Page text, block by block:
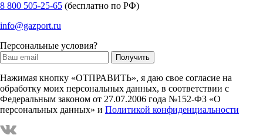
8 800 505-25-65 (бесплатно по РФ)
info@gazport.ru
Персональные условия?
Нажимая кнопку «ОТПРАВИТЬ», я даю свое согласие на
обработку моих персональных данных, в соответствии с
Федеральным законом от 27.07.2006 года №152-ФЗ «О
персональных данных» и Политикой конфиденциальности